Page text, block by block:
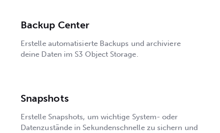
Backup Center
Erstelle automatisierte Backups und archiviere
deine Daten im S3 Object Storage.
Snapshots
Erstelle Snapshots, um wichtige System- oder
Datenzustände in Sekundenschnelle zu sichern und